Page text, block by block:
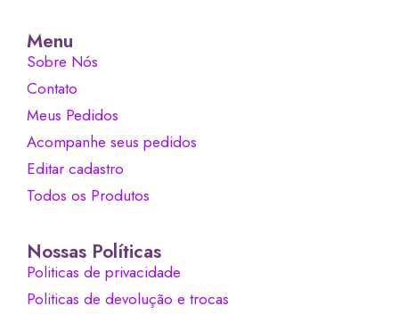
Menu
Sobre Nós
Contato
Meus Pedidos
Acompanhe seus pedidos
Editar cadastro
Todos os Produtos
Nossas Políticas
Politicas de privacidade
Politicas de devolução e trocas